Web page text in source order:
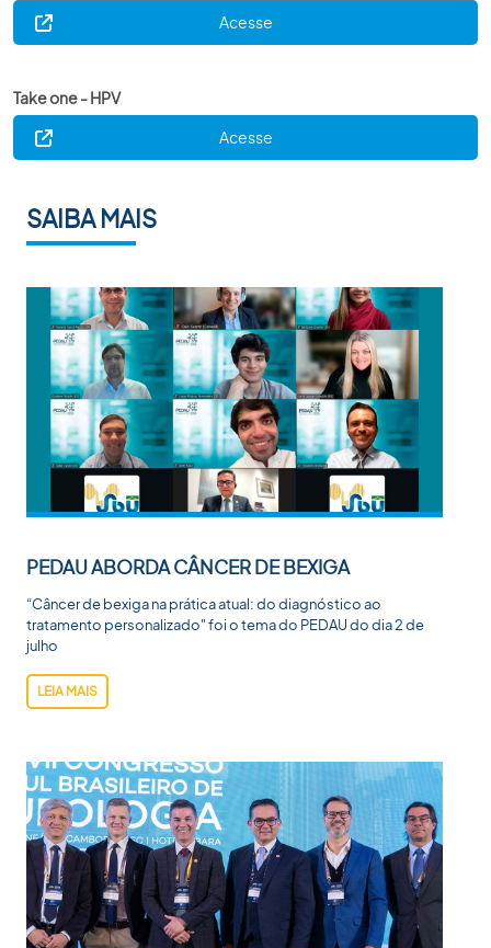
Acesse
Take one - HPV
Acesse
SAIBA MAIS
PEDAU ABORDA CÂNCER DE BEXIGA
“Câncer de bexiga na prática atual: do diagnóstico ao
tratamento personalizado" foi o tema do PEDAU do dia 2 de
julho
LEIA MAIS